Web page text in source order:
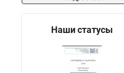
Наши статусы